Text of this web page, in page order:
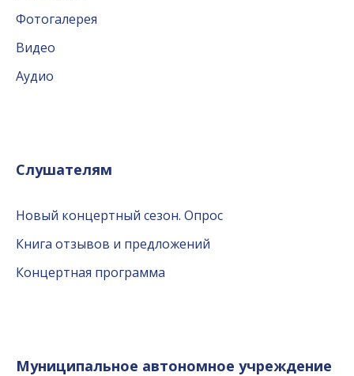
Фотогалерея
Видео
Аудио
Слушателям
Новый концертный сезон. Опрос
Книга отзывов и предложений
Концертная программа
Муниципальное автономное учреждение